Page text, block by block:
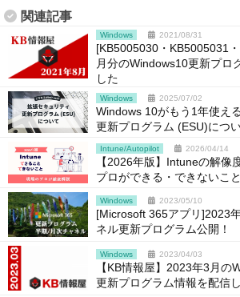
関連記事
Windows 2021/08/31
[KB5005030・KB5005031
月分のWindows10更新プロ
した
Windows 2025/07/02
Windows 10がもう1年使え
更新プログラム (ESU)につ
Intune/Autopilot 2026/04/14
【2026年版】Intuneの解像
プロができる・できないこ
Windows 2023/05/10
[Microsoft 365アプリ]2023
ネル更新プログラム公開！
Windows 2023/04/03
【KB情報屋】2023年3月
更新プログラム情報を配信